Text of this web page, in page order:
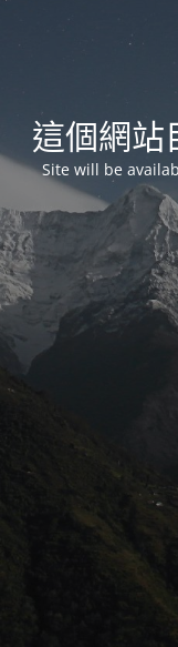
這個網站
Site will be